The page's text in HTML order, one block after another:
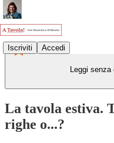
Iscriviti Accedi
Leggi
La tavola estiva.
righe o...?